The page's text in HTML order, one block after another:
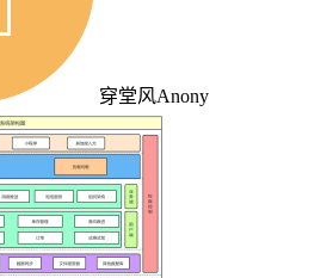
穿堂风Anony